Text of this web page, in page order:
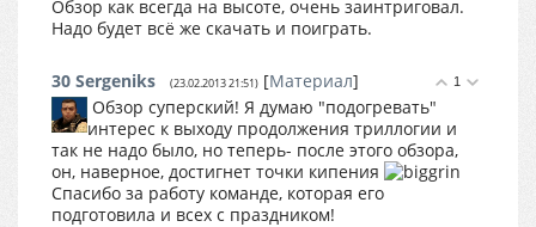
Обзор как всегда на высоте, очень заинтриговал.
Надо будет всё же скачать и поиграть.
1
30 Sergeniks (23.02.2013 21:51) [Материал]
Обзор суперский! Я думаю "подогревать"
интерес к выходу продолжения триллогии и
так не надо было, но теперь- после этого обзора,
он, наверное, достигнет точки кипения
Спасибо за работу команде, которая его
подготовила и всех с праздником!